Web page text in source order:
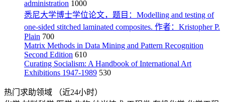
administration 1000
悉尼大学博士学位论文，题目：Modelling and testing of
one-sided stitched laminated composites. 作者：Kristopher P.
Plain 700
Matrix Methods in Data Mining and Pattern Recognition
Second Edition 610
Curating Socialism: A Handbook of International Art
Exhibitions 1947-1989 530
热门求助领域
（近24小时）